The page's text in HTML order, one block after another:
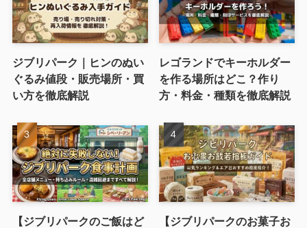
ジブリパーク｜ヒンのぬい
ぐるみ値段・販売場所・買
い方を徹底解説
レゴランドでキーホルダー
を作る場所はどこ？作り
方・料金・種類を徹底解説
【ジブリパークのご飯はど
【ジブリパークのお菓子お